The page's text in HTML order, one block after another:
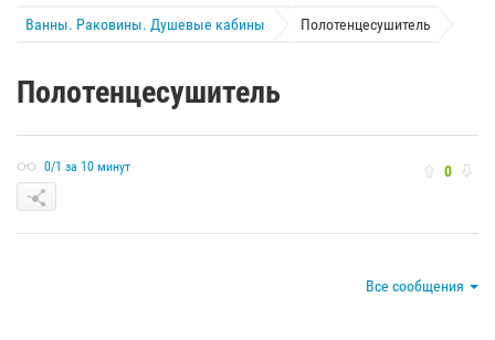
Ванны. Раковины. Душевые кабины Полотенцесушитель
Полотенцесушитель
0/1 за 10 минут 0
Все сообщения